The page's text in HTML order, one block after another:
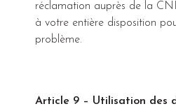
réclamation auprès de la
à votre entière disposition
problème.
Article 9 – Utilisation des